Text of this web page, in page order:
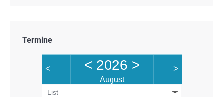
Termine
< < 2026 >
August
>
List